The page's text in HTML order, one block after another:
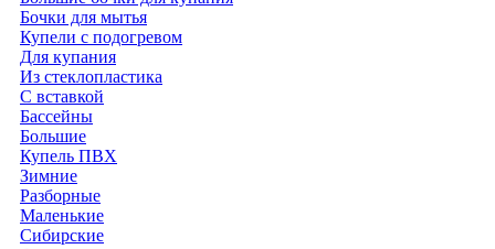
Бочки для мытья
Купели с подогревом
Для купания
Из стеклопластика
С вставкой
Бассейны
Большие
Купель ПВХ
Зимние
Разборные
Маленькие
Сибирские